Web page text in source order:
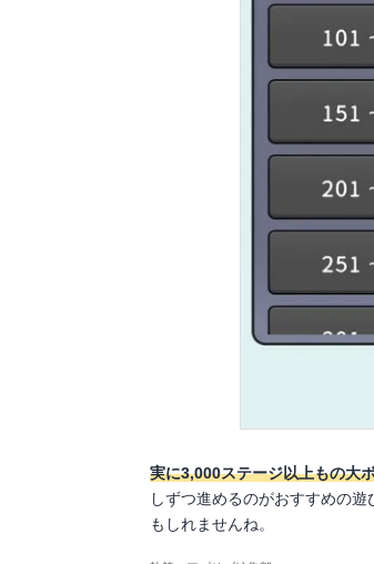
実に3,000ステージ以上もの大
しずつ進めるのがおすすめの
もしれませんね。